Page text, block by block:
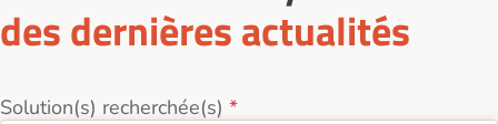
des dernières actualités
Solution(s) recherchée(s)